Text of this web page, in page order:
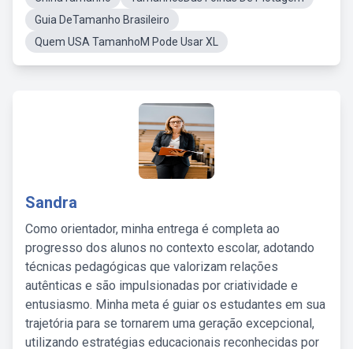
Guia DeTamanho Brasileiro
Quem USA TamanhoM Pode Usar XL
Sandra
Como orientador, minha entrega é completa ao
progresso dos alunos no contexto escolar, adotando
técnicas pedagógicas que valorizam relações
autênticas e são impulsionadas por criatividade e
entusiasmo. Minha meta é guiar os estudantes em sua
trajetória para se tornarem uma geração excepcional,
utilizando estratégias educacionais reconhecidas por